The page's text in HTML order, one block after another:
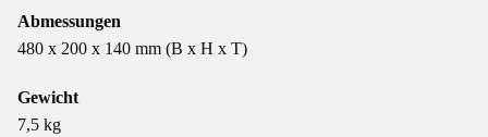
Abmessungen
480 x 200 x 140 mm (B x H x T)
Gewicht
7,5 kg